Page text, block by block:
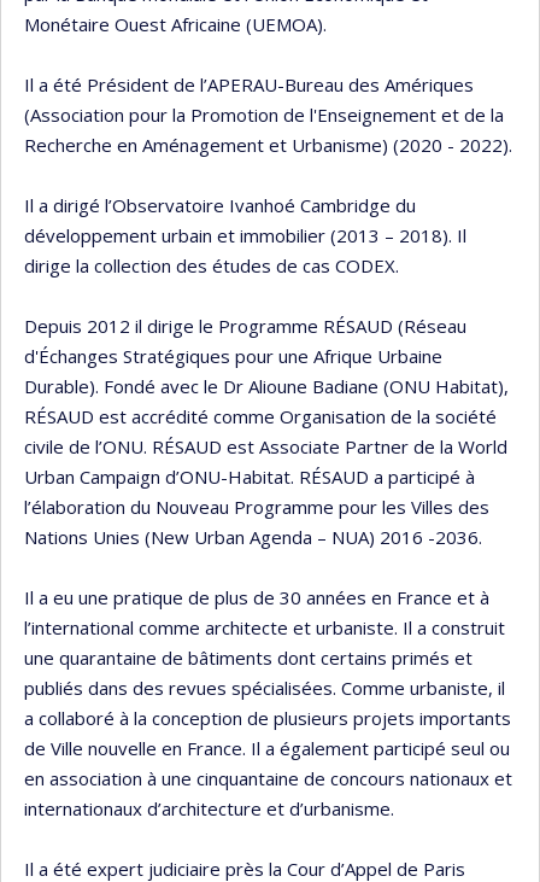
Monétaire Ouest Africaine (UEMOA).
Il a été Président de l’APERAU-Bureau des Amériques
(Association pour la Promotion de l'Enseignement et de la
Recherche en Aménagement et Urbanisme) (2020 - 2022).
Il a dirigé l’Observatoire Ivanhoé Cambridge du
développement urbain et immobilier (2013 – 2018). Il
dirige la collection des études de cas CODEX.
Depuis 2012 il dirige le Programme RÉSAUD (Réseau
d'Échanges Stratégiques pour une Afrique Urbaine
Durable). Fondé avec le Dr Alioune Badiane (ONU Habitat),
RÉSAUD est accrédité comme Organisation de la société
civile de l’ONU. RÉSAUD est Associate Partner de la World
Urban Campaign d’ONU-Habitat. RÉSAUD a participé à
l’élaboration du Nouveau Programme pour les Villes des
Nations Unies (New Urban Agenda – NUA) 2016 -2036.
Il a eu une pratique de plus de 30 années en France et à
l’international comme architecte et urbaniste. Il a construit
une quarantaine de bâtiments dont certains primés et
publiés dans des revues spécialisées. Comme urbaniste, il
a collaboré à la conception de plusieurs projets importants
de Ville nouvelle en France. Il a également participé seul ou
en association à une cinquantaine de concours nationaux et
internationaux d’architecture et d’urbanisme.
Il a été expert judiciaire près la Cour d’Appel de Paris